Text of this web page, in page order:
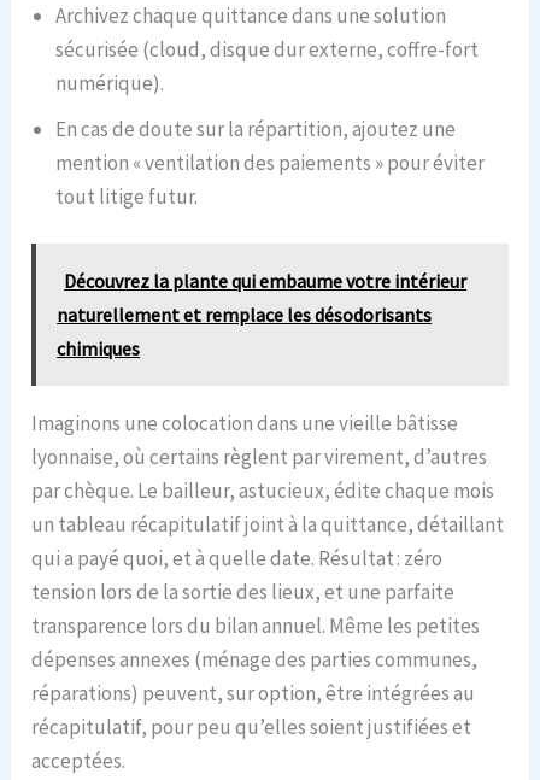
Archivez chaque quittance dans une solution
sécurisée (cloud, disque dur externe, coffre-fort
numérique).
En cas de doute sur la répartition, ajoutez une
mention « ventilation des paiements » pour éviter
tout litige futur.
Découvrez la plante qui embaume votre intérieur
naturellement et remplace les désodorisants
chimiques
Imaginons une colocation dans une vieille bâtisse
lyonnaise, où certains règlent par virement, d’autres
par chèque. Le bailleur, astucieux, édite chaque mois
un tableau récapitulatif joint à la quittance, détaillant
qui a payé quoi, et à quelle date. Résultat : zéro
tension lors de la sortie des lieux, et une parfaite
transparence lors du bilan annuel. Même les petites
dépenses annexes (ménage des parties communes,
réparations) peuvent, sur option, être intégrées au
récapitulatif, pour peu qu’elles soient justifiées et
acceptées.